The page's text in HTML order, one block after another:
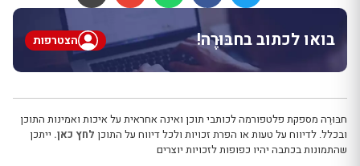
בואו לכתוב בחבּוּרֶה! הצטרפות
חבּוּרֶה מספקת פלטפורמה לכותבי תוכן ואינה אחראית על איכות ואמינות התוכן
ובכלל. לדיווח על טעות או הפרת זכויות ולכל דיווח על התוכן לחץ כאן. ייתכן
שהתמונות בכתבה יהיו כפופות לזכויות יוצרים